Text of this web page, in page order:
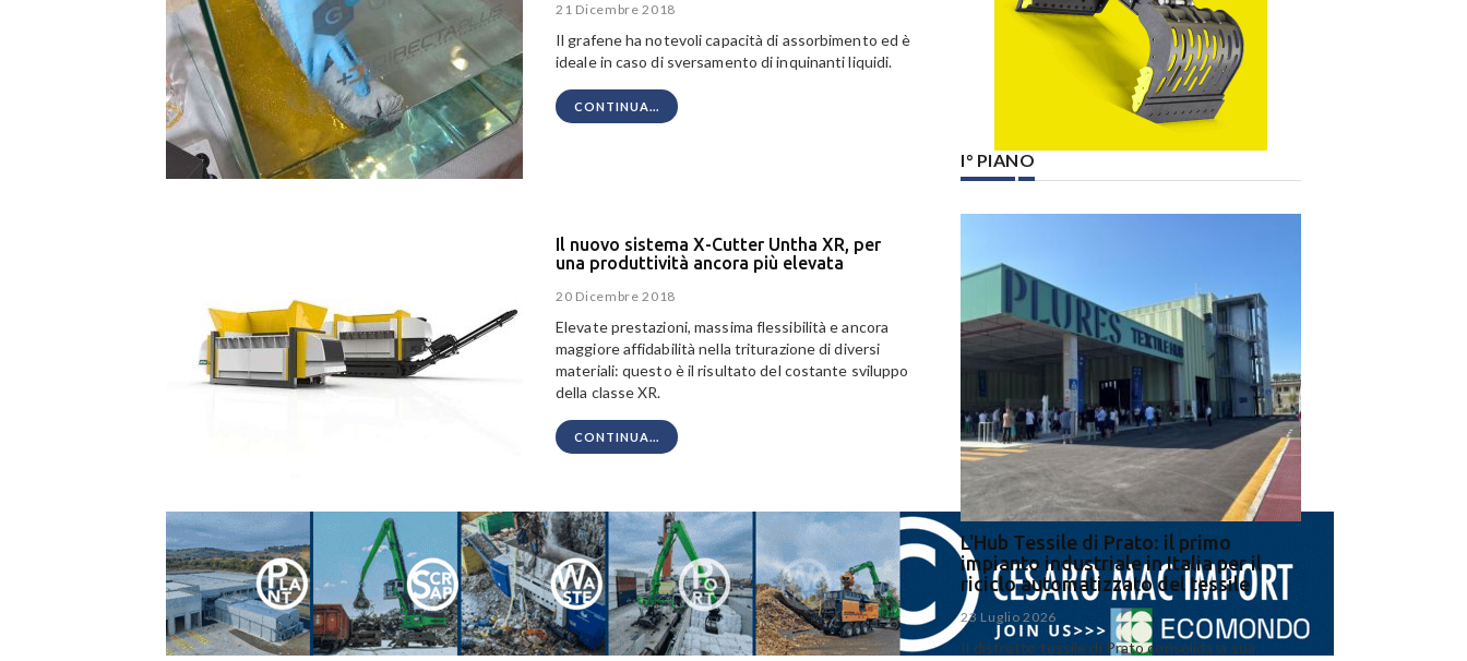
21 Dicembre 2018
Il grafene ha notevoli capacità di assorbimento ed è
ideale in caso di sversamento di inquinanti liquidi.
CONTINUA...
Il nuovo sistema X-Cutter Untha XR, per
una produttività ancora più elevata
20 Dicembre 2018
Elevate prestazioni, massima flessibilità e ancora
maggiore affidabilità nella triturazione di diversi
materiali: questo è il risultato del costante sviluppo
della classe XR.
CONTINUA...
I° PIANO
L'Hub Tessile di Prato: il primo
impianto industriale in Italia per il
riciclo automatizzato del tessile
23 Luglio 2026
Il distretto tessile di Prato consolida la sua
15 Luglio 2026